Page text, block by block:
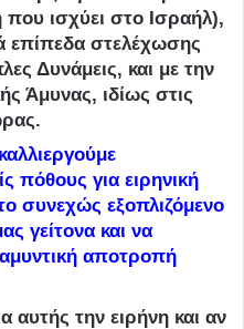
που ισχύει στο Ισραήλ),
επίπεδα στελέχωσης
Δυνάμεις, και με την
Άμυνας, ιδίως στις
πόθους για ειρηνική
συνεχώς εξοπλιζόμενο
γείτονα και να
αποτροπή
αυτής την ειρήνη και αν